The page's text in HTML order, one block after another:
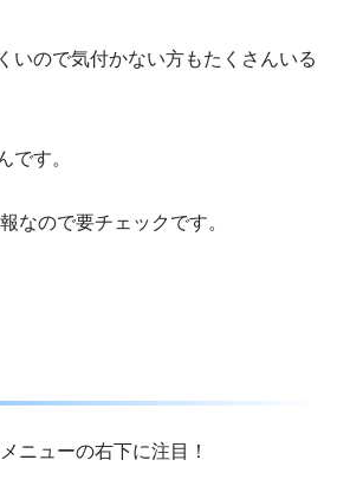
いので気付かない方もたくさんいる
です。
なので要チェックです。
ニューの右下に注目！